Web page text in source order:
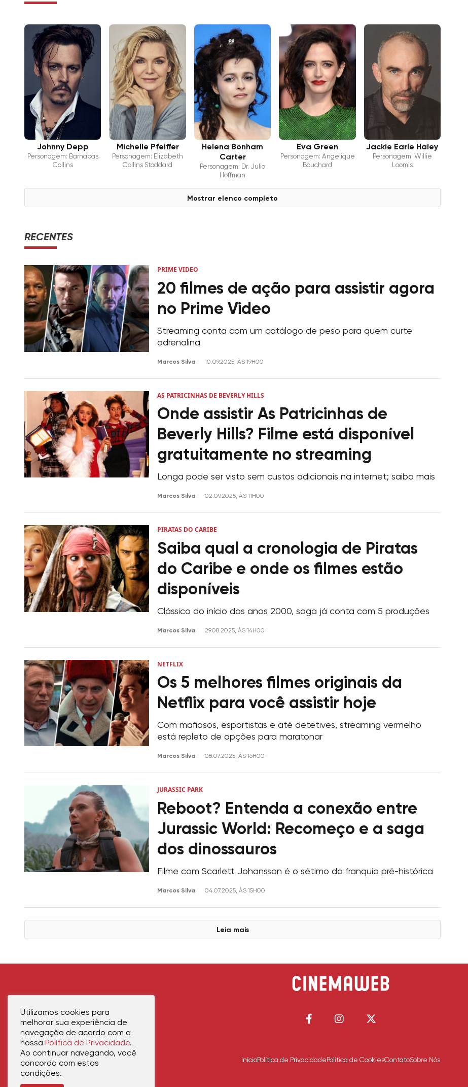
Johnny Depp
Personagem: Barnabas
Collins
Michelle Pfeiffer
Personagem: Elizabeth
Collins Stoddard
Helena Bonham
Carter
Personagem: Dr. Julia
Hoffman
Eva Green
Personagem: Angelique
Bouchard
Jackie Earle Haley
Personagem: Willie
Loomis
Mostrar elenco completo
RECENTES
PRIME VIDEO
20 filmes de ação para assistir agora
no Prime Video
Streaming conta com um catálogo de peso para quem curte
adrenalina
Marcos Silva 10.09.2025, ÀS 19H00
AS PATRICINHAS DE BEVERLY HILLS
Onde assistir As Patricinhas de
Beverly Hills? Filme está disponível
gratuitamente no streaming
Longa pode ser visto sem custos adicionais na internet; saiba mais
Marcos Silva 02.09.2025, ÀS 11H00
PIRATAS DO CARIBE
Saiba qual a cronologia de Piratas
do Caribe e onde os filmes estão
disponíveis
Clássico do início dos anos 2000, saga já conta com 5 produções
Marcos Silva 29.08.2025, ÀS 14H00
NETFLIX
Os 5 melhores filmes originais da
Netflix para você assistir hoje
Com mafiosos, esportistas e até detetives, streaming vermelho
está repleto de opções para maratonar
Marcos Silva 08.07.2025, ÀS 16H00
JURASSIC PARK
Reboot? Entenda a conexão entre
Jurassic World: Recomeço e a saga
dos dinossauros
Filme com Scarlett Johansson é o sétimo da franquia pré-histórica
Marcos Silva 04.07.2025, ÀS 15H00
Leia mais
InícioPolítica de Privacidade Política de CookiesContatoSobre Nós
Utilizamos cookies para
melhorar sua experiência de
navegação de acordo com a
nossa Política de Privacidade.
Ao continuar navegando, você
concorda com estas
condições.